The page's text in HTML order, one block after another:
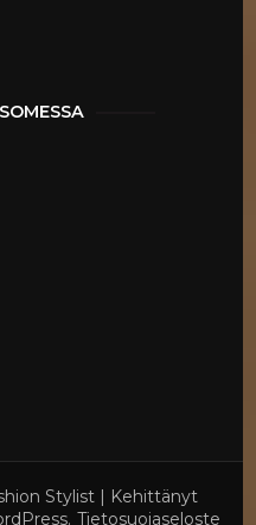
Stylist | Kehittänyt
. Tietosuojaseloste